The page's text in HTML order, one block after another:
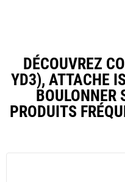
DÉCOUVREZ
YD3), ATTACHE
BOULONNER
PRODUITS